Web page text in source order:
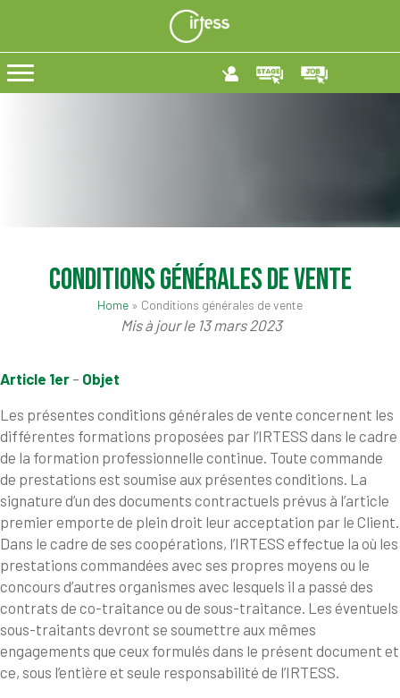
Conditions générales de vente
Home » Conditions générales de vente
Mis à jour le 13 mars 2023
Article 1er – Objet
Les présentes conditions générales de vente concernent les
différentes formations proposées par l’IRTESS dans le cadre
de la formation professionnelle continue. Toute commande
de prestations est soumise aux présentes conditions. La
signature d’un des documents contractuels prévus à l’article
premier emporte de plein droit leur acceptation par le Client.
Dans le cadre de ses coopérations, l’IRTESS effectue la où les
prestations commandées avec ses propres moyens ou le
concours d’autres organismes avec lesquels il a passé des
contrats de co-traitance ou de sous-traitance. Les éventuels
sous-traitants devront se soumettre aux mêmes
engagements que ceux formulés dans le présent document et
ce, sous l’entière et seule responsabilité de l’IRTESS.